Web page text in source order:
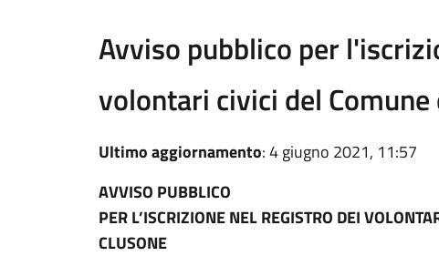
Avviso pubblico per
volontari civici del Comune
Ultimo aggiornamento: 4 giugno 2021, 11:57
AVVISO PUBBLICO
PER L’ISCRIZIONE NEL REGISTRO DEI
CLUSONE